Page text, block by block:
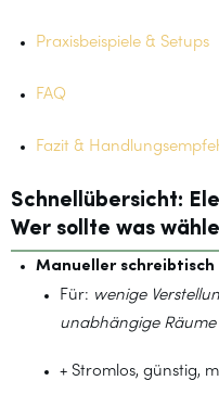
Praxisbeispiele & Setups
FAQ
Fazit &
Schnellübersicht:
Wer sollte was
Manueller
Für: wenige
unabhängige Räume
+ Stromlos, günstig,